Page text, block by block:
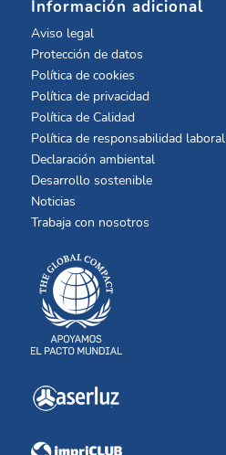
Información adicional
Aviso legal
Protección de datos
Política de cookies
Política de privacidad
Política de Calidad
Política de responsabilidad laboral
Declaración ambiental
Desarrollo sostenible
Noticias
Trabaja con nosotros